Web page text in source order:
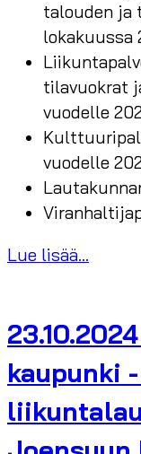
talouden ja
lokakuussa
tilavuokrat
vuodelle
vuodelle
Lue lisää...
kaupunki